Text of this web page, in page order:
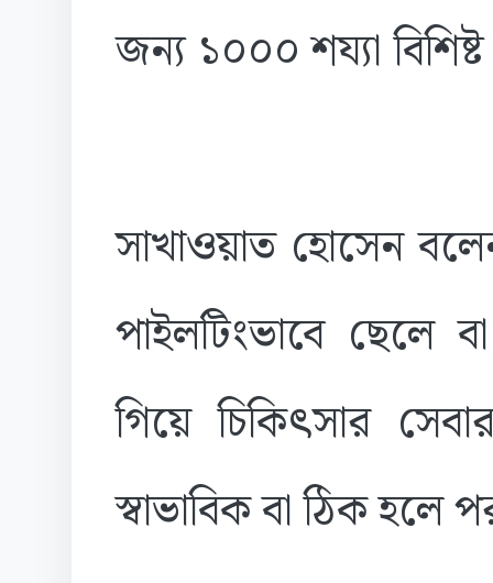
জন্য ১০০০ শয্যা
সাখাওয়াত হোসেন
পাইলটিংভাবে ছেলে
গিয়ে চিকিৎসার
স্বাভাবিক বা ঠিক হলে